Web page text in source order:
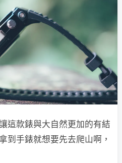
這款錶與大自然更加的有結
到手錶就想要先去爬山啊，